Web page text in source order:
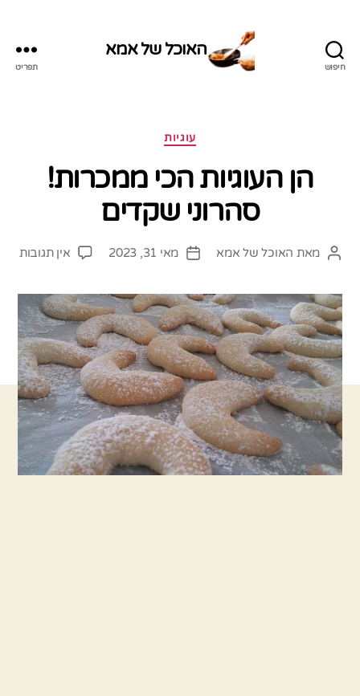
חיפוש
האוכל של אמא
תפריט
קטגוריותעוגיות
הן העוגיות הכי ממכרות!
סהרוני שקדים
המחבר
מאת האוכל של אמא
תאריך
מאי 31, 2023 אין תגובות